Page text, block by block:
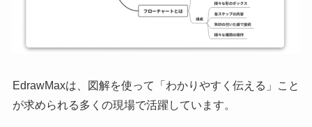
EdrawMaxは、図解を使って「わかりやすく伝える」こと
が求められる多くの現場で活躍しています。